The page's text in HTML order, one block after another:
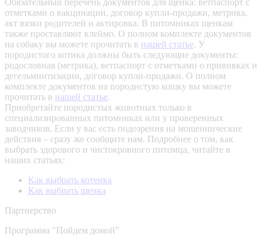
отметками о вакцинации, договор купли-продажи, метрика,
акт вязки родителей и актировка. В питомниках щенкам
также проставляют клеймо. О полном комплекте документов
на собаку вы можете прочитать в нашей статье. У
породистого котика должны быть следующие документы:
родословная (метрика), ветпаспорт с отметками о прививках и
дегельминтизации, договор купли-продажи. О полном
комплекте документов на породистую кошку вы можете
прочитать в нашей статье.
Приобретайте породистых животных только в
специализированных питомниках или у проверенных
заводчиков. Если у вас есть подозрения на мошеннические
действия – сразу же сообщите нам. Подробнее о том, как
выбрать здорового и чистокровного питомца, читайте в
наших статьях:
Как выбрать котенка
Как выбрать щенка
Партнерство
Программа "Пойдем домой”